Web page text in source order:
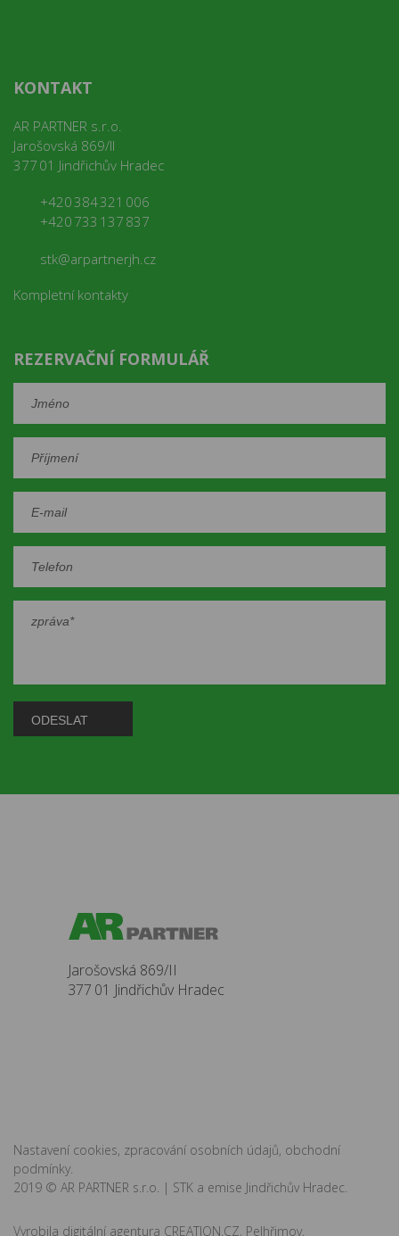
KONTAKT
AR PARTNER s.r.o.
Jarošovská 869/II
377 01 Jindřichův Hradec
+420 384 321 006
+420 733 137 837
stk@arpartnerjh.cz
Kompletní kontakty
REZERVAČNÍ FORMULÁŘ
Jarošovská 869/II
377 01 Jindřichův Hradec
Nastavení cookies, zpracování osobních údajů, obchodní
podmínky.
2019 © AR PARTNER s.r.o. | STK a emise Jindřichův Hradec.
Vyrobila digitální agentura CREATION.CZ, Pelhřimov.